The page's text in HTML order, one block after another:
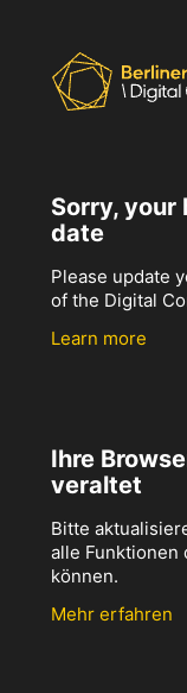
Sorry, your
date
Please update
of the Digital
Learn more
Ihre
veraltet
Bitte
alle Funktionen
können.
Mehr erfahren